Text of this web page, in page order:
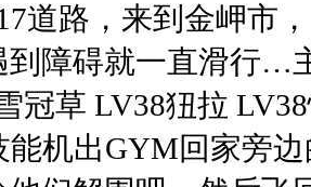
道路，来到金岬市
到障碍就一直滑行…
冠草 LV38狃拉
能机出GYM回家旁